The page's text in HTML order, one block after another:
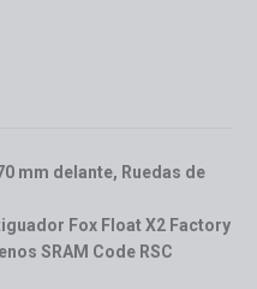
mm delante, Ruedas de
Fox Float X2 Factory
SRAM Code RSC